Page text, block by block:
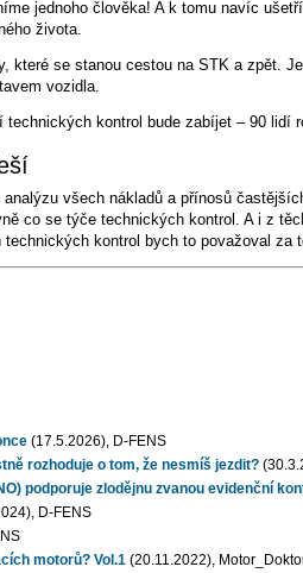
jednoho člověka! A k tomu navíc
života.
které se stanou cestou na STK a zpět.
vozidla.
kontrol bude zabíjet – 90 lidí
analýzu všech nákladů a přínosů
co se týče technických kontrol. A i z
kontrol bych to považoval za
(17.5.2026), D-FENS
rozhoduje o tom, že nesmíš jezdit?
podporuje zlodějnu zvanou evidenční
D-FENS
motorů? Vol.1 (20.11.2022),